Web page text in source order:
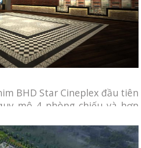
BHD Star Cineplex đầu tiên
mô 4 phòng chiếu và hơn
Trung, sau hai thị trường
Hồ Chí Minh. Chủ đầu tư: